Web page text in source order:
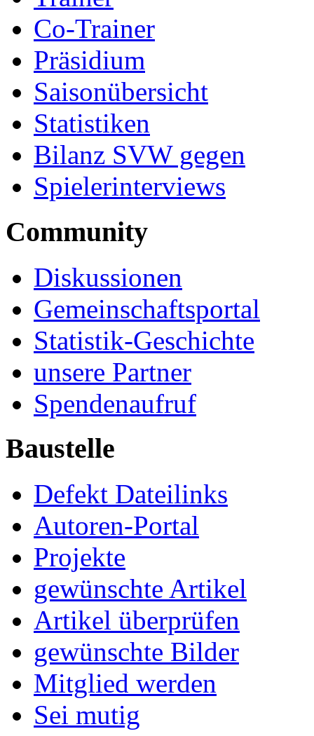
Co-Trainer
Präsidium
Saisonübersicht
Statistiken
Bilanz SVW gegen
Spielerinterviews
Community
Diskussionen
Gemeinschaftsportal
Statistik-Geschichte
unsere Partner
Spendenaufruf
Baustelle
Defekt Dateilinks
Autoren-Portal
Projekte
gewünschte Artikel
Artikel überprüfen
gewünschte Bilder
Mitglied werden
Sei mutig